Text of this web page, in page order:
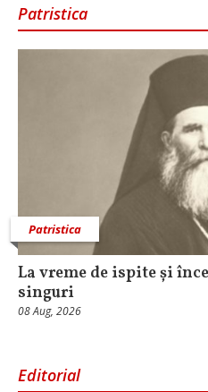
Patristica
Patristica
La vreme de ispite și
singuri
08 Aug, 2026
Editorial